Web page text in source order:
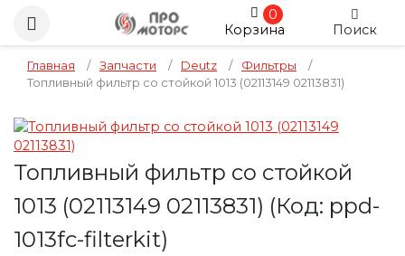
0
Корзина
Поиск
Главная / Запчасти / Deutz / Фильтры
/
Топливный фильтр со стойкой 1013 (02113149 02113831)
Топливный фильтр со стойкой
1013 (02113149 02113831) (Код: ppd-
1013fc-filterkit)